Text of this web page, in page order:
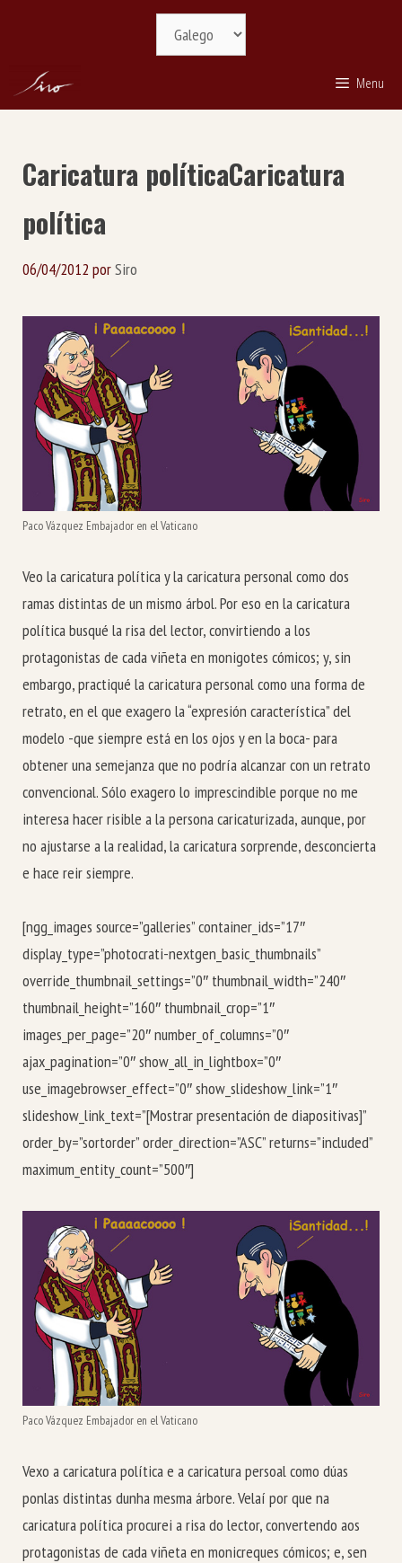
Menu
Caricatura políticaCaricatura
política
06/04/2012 porSiro
Paco Vázquez Embajador en el Vaticano
Veo la caricatura política y la caricatura personal como dos
ramas distintas de un mismo árbol. Por eso en la caricatura
política busqué la risa del lector, convirtiendo a los
protagonistas de cada viñeta en monigotes cómicos; y, sin
embargo, practiqué la caricatura personal como una forma de
retrato, en el que exagero la “expresión característica” del
modelo -que siempre está en los ojos y en la boca- para
obtener una semejanza que no podría alcanzar con un retrato
convencional. Sólo exagero lo imprescindible porque no me
interesa hacer risible a la persona caricaturizada, aunque, por
no ajustarse a la realidad, la caricatura sorprende, desconcierta
e hace reir siempre.
[ngg_images source=”galleries” container_ids=”17″
display_type=”photocrati-nextgen_basic_thumbnails”
override_thumbnail_settings=”0″ thumbnail_width=”240″
thumbnail_height=”160″ thumbnail_crop=”1″
images_per_page=”20″ number_of_columns=”0″
ajax_pagination=”0″ show_all_in_lightbox=”0″
use_imagebrowser_effect=”0″ show_slideshow_link=”1″
slideshow_link_text=”[Mostrar presentación de diapositivas]”
order_by=”sortorder” order_direction=”ASC” returns=”included”
maximum_entity_count=”500″]
Paco Vázquez Embajador en el Vaticano
Vexo a caricatura política e a caricatura persoal como dúas
ponlas distintas dunha mesma árbore. Velaí por que na
caricatura política procurei a risa do lector, convertendo aos
protagonistas de cada viñeta en monicreques cómicos; e, sen